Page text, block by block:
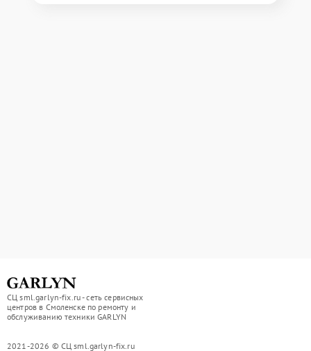
СЦ sml.garlyn-fix.ru - сеть сервисных
центров в Смоленске по ремонту и
обслуживанию техники GARLYN
2021-2026 © СЦ sml.garlyn-fix.ru